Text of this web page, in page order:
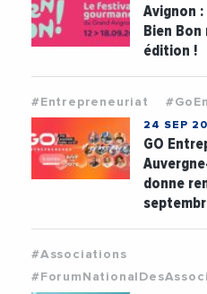
Avignon
Bien
édition !
#Entrepreneuriat
24 SEP
GO
donne
#Associations